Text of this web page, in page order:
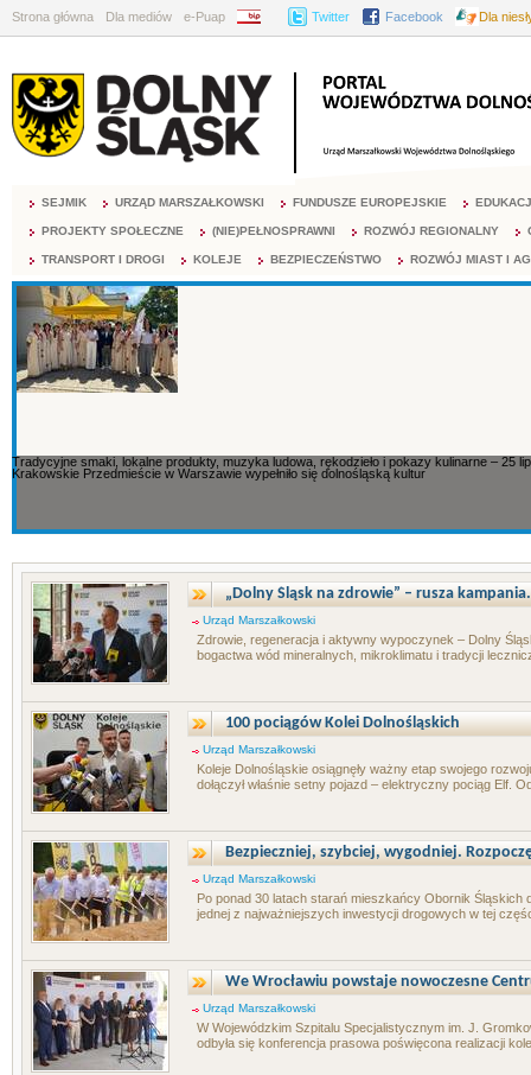
Strona główna Dla mediów e-Puap BIP Twitter Facebook Dla
SEJMIK URZĄD MARSZAŁKOWSKI FUNDUSZE EUROPEJSKIE
PROJEKTY SPOŁECZNE (NIE)PEŁNOSPRAWNI ROZWÓJ REGIONALNY
TRANSPORT I DROGI KOLEJE BEZPIECZEŃSTWO ROZWÓJ MIAST I
Tradycyjne smaki, lokalne produkty, muzyka ludowa, rękodzieło i pokazy kulinarne – 25
Krakowskie Przedmieście w Warszawie wypełniło się dolnośląską kultur
„Dolny Śląsk na zdrowie” – rusza
Urząd Marszałkowski
Zdrowie, regeneracja i aktywny wypoczynek – Dolny
bogactwa wód mineralnych, mikroklimatu i tradycji
100 pociągów Kolei Dolnośląskich
Urząd Marszałkowski
Koleje Dolnośląskie osiągnęły ważny etap swojego
dołączył właśnie setny pojazd – elektryczny pociąg Elf.
Bezpieczniej, szybciej, wygodniej.
Urząd Marszałkowski
Po ponad 30 latach starań mieszkańcy Obornik Śląskich
jednej z najważniejszych inwestycji drogowych w tej
We Wrocławiu powstaje nowoczesne
Urząd Marszałkowski
W Wojewódzkim Szpitalu Specjalistycznym im. J.
odbyła się konferencja prasowa poświęcona realizacji